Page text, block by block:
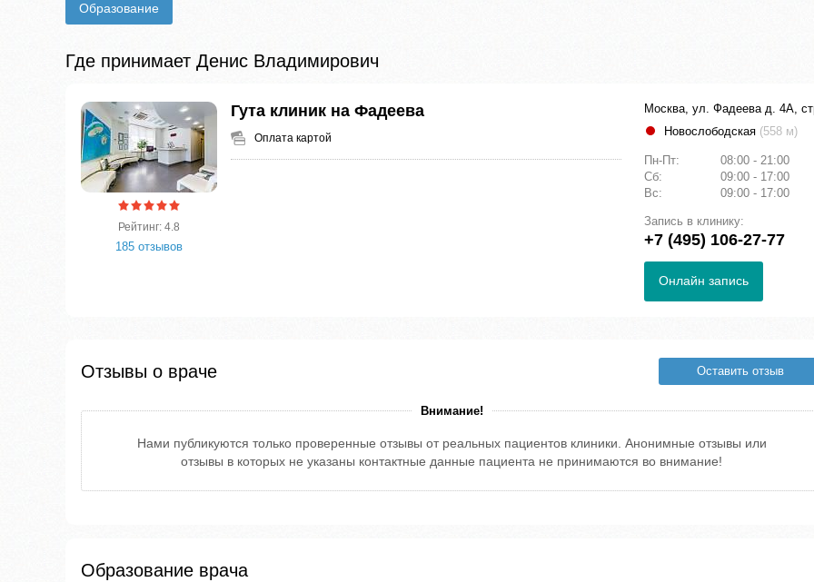
Образование
Где принимает Денис Владимирович
Рейтинг: 4.8
185 отзывов
Гута клиник на Фадеева
Оплата картой
Москва, ул. Фадеева д. 4А,
Новослободская (558 м)
Пн-Пт:
08:00 - 21:00
Сб:
09:00 - 17:00
Вс:
09:00 - 17:00
Запись в клинику:
+7 (495) 106-27-77
Онлайн запись
Отзывы о враче Оставить отзыв
Внимание!
Нами публикуются только проверенные отзывы от реальных пациентов клиники. Анонимные отзывы или
отзывы в которых не указаны контактные данные пациента не принимаются во внимание!
Образование врача